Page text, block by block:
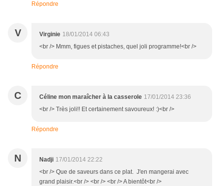
Répondre
V Virginie 18/01/2014 06:43
<br /> Mmm, figues et pistaches, quel joli programme!<br />
Répondre
C Céline mon maraîcher à la casserole 17/01/2014 23:36
<br /> Très joli!! Et certainement savoureux! :)<br />
Répondre
N Nadji 17/01/2014 22:22
<br /> Que de saveurs dans ce plat. J'en mangerai avec
grand plaisir.<br /> <br /> <br /> A bientôt<br />